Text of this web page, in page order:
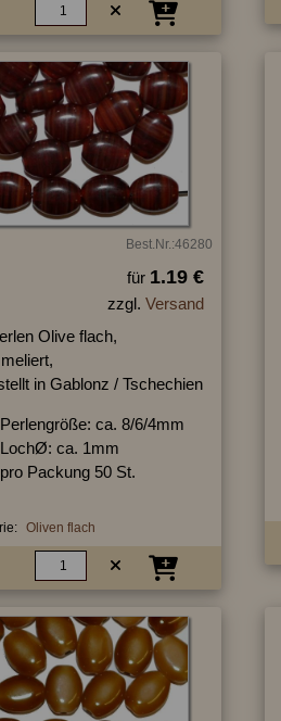
Best.Nr.:46280
für 1.19 €
zzgl. Versand
Olive flach,
in Gablonz / Tschechien
Perlengröße: ca. 8/6/4mm
LochØ: ca. 1mm
pro Packung 50 St.
Oliven flach